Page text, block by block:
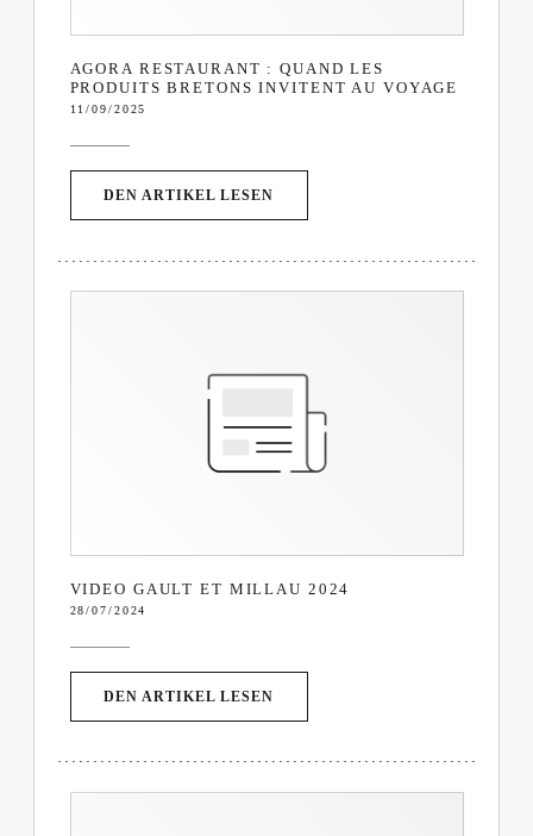
AGORA RESTAURANT : QUAND LES
PRODUITS BRETONS INVITENT AU VOYAGE
11/09/2025
DEN ARTIKEL LESEN
VIDEO GAULT ET MILLAU 2024
28/07/2024
DEN ARTIKEL LESEN